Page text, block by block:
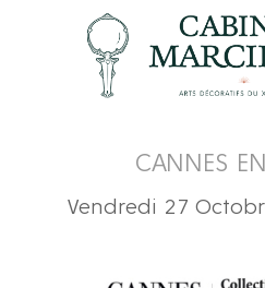
CANNES
Vendredi 27